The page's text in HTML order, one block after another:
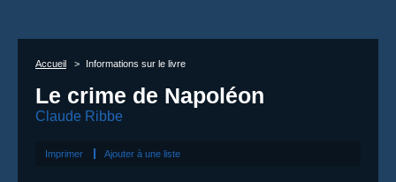
Accueil Informations sur le livre
Le crime de Napoléon
Claude Ribbe
Imprimer Ajouter à une liste